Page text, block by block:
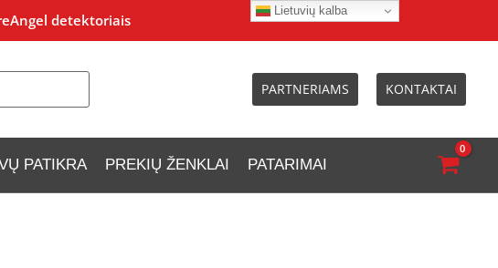
detektoriais
PARTNERIAMS KONTAKTAI
PATIKRA PREKIŲ ŽENKLAI PATARIMAI
Lietuvių kalba